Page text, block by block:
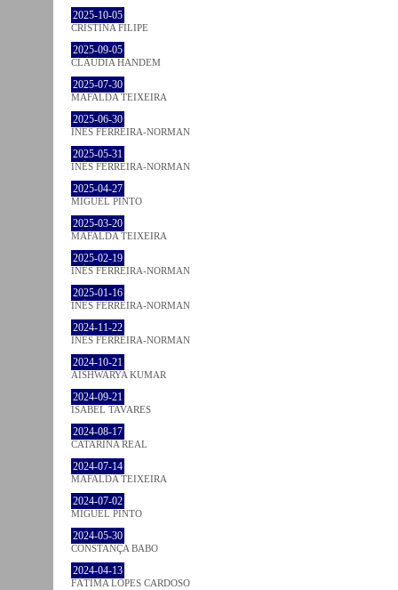
2025-10-05
CRISTINA FILIPE
2025-09-05
CLÁUDIA HANDEM
2025-07-30
MAFALDA TEIXEIRA
2025-06-30
INÊS FERREIRA-NORMAN
2025-05-31
INÊS FERREIRA-NORMAN
2025-04-27
MIGUEL PINTO
2025-03-20
MAFALDA TEIXEIRA
2025-02-19
INÊS FERREIRA-NORMAN
2025-01-16
INÊS FERREIRA-NORMAN
2024-11-22
INÊS FERREIRA-NORMAN
2024-10-21
AISHWARYA KUMAR
2024-09-21
ISABEL TAVARES
2024-08-17
CATARINA REAL
2024-07-14
MAFALDA TEIXEIRA
2024-07-02
MIGUEL PINTO
2024-05-30
CONSTANÇA BABO
2024-04-13
FÁTIMA LOPES CARDOSO